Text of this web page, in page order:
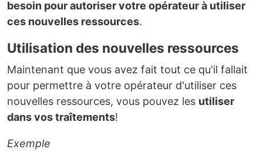
besoin pour autoriser votre opérateur à utiliser
ces nouvelles ressources.
Utilisation des nouvelles ressources
Maintenant que vous avez fait tout ce qu'il fallait
pour permettre à votre opérateur d'utiliser ces
nouvelles ressources, vous pouvez les utiliser
dans vos traîtements!
Exemple